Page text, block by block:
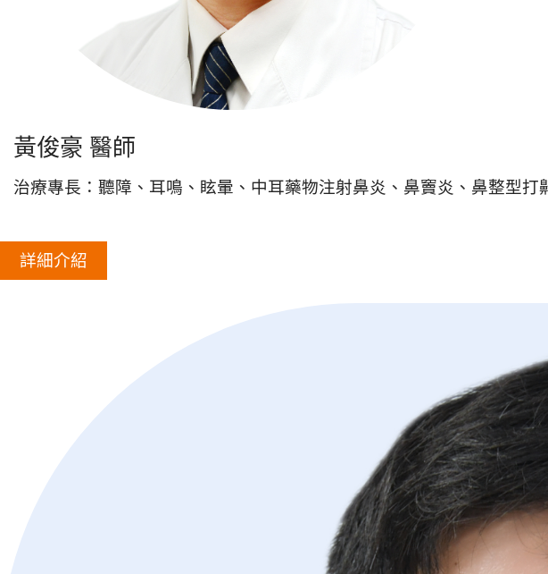
黃俊豪 醫師
治療專長：聽障、耳鳴、眩暈、中耳藥物注射鼻炎、鼻竇炎、鼻整型
詳細介紹